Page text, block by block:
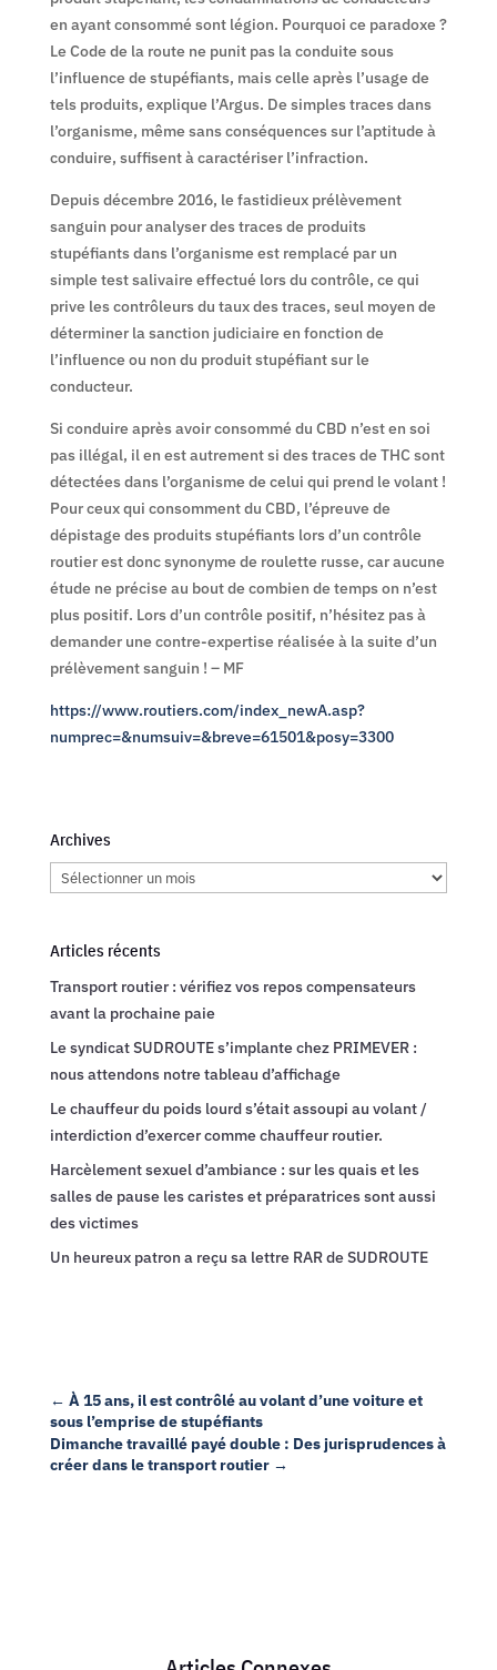
en ayant consommé sont légion. Pourquoi ce paradoxe ?
Le Code de la route ne punit pas la conduite sous
l’influence de stupéfiants, mais celle après l’usage de
tels produits, explique l’Argus. De simples traces dans
l’organisme, même sans conséquences sur l’aptitude à
conduire, suffisent à caractériser l’infraction.
Depuis décembre 2016, le fastidieux prélèvement
sanguin pour analyser des traces de produits
stupéfiants dans l’organisme est remplacé par un
simple test salivaire effectué lors du contrôle, ce qui
prive les contrôleurs du taux des traces, seul moyen de
déterminer la sanction judiciaire en fonction de
l’influence ou non du produit stupéfiant sur le
conducteur.
Si conduire après avoir consommé du CBD n’est en soi
pas illégal, il en est autrement si des traces de THC sont
détectées dans l’organisme de celui qui prend le volant !
Pour ceux qui consomment du CBD, l’épreuve de
dépistage des produits stupéfiants lors d’un contrôle
routier est donc synonyme de roulette russe, car aucune
étude ne précise au bout de combien de temps on n’est
plus positif. Lors d’un contrôle positif, n’hésitez pas à
demander une contre-expertise réalisée à la suite d’un
prélèvement sanguin ! – MF
https://www.routiers.com/index_newA.asp?
numprec=&numsuiv=&breve=61501&posy=3300
Archives
Archives
Articles récents
Transport routier : vérifiez vos repos compensateurs
avant la prochaine paie
Le syndicat SUDROUTE s’implante chez PRIMEVER :
nous attendons notre tableau d’affichage
Le chauffeur du poids lourd s’était assoupi au volant /
interdiction d’exercer comme chauffeur routier.
Harcèlement sexuel d’ambiance : sur les quais et les
salles de pause les caristes et préparatrices sont aussi
des victimes
Un heureux patron a reçu sa lettre RAR de SUDROUTE
← À 15 ans, il est contrôlé au volant d’une voiture et
sous l’emprise de stupéfiants
Dimanche travaillé payé double : Des jurisprudences à
créer dans le transport routier→